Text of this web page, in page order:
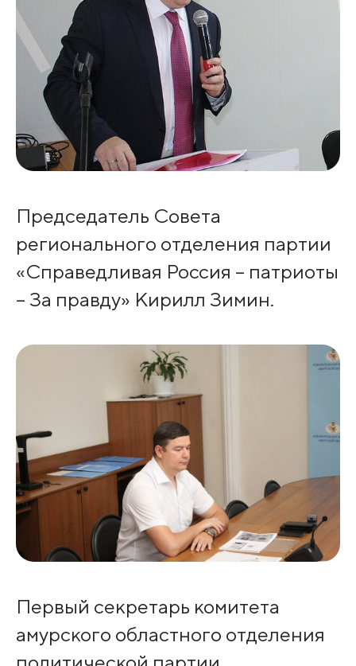
Председатель Совета
регионального отделения партии
«Справедливая Россия – патриоты
– За правду» Кирилл Зимин.
Первый секретарь комитета
амурского областного отделения